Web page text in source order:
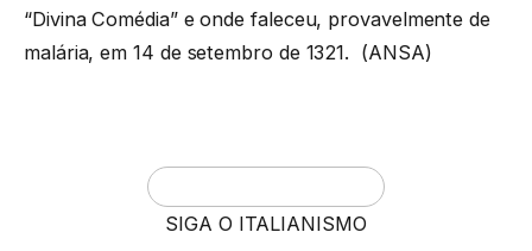
“Divina Comédia” e onde faleceu, provavelmente de
malária, em 14 de setembro de 1321. (ANSA)
SIGA O ITALIANISMO